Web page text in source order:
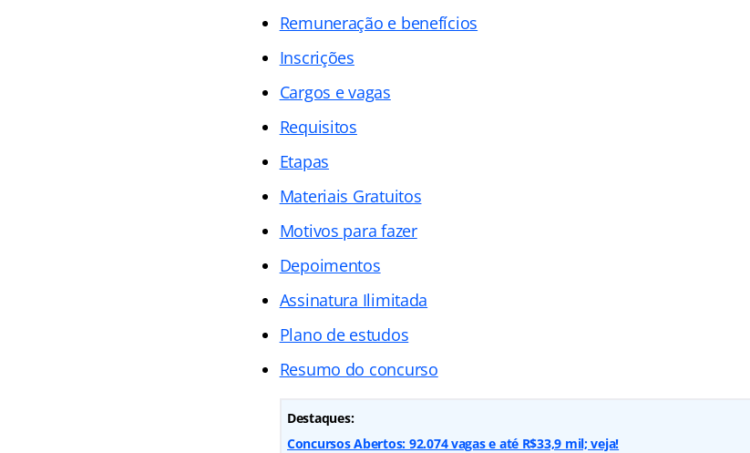
Remuneração e benefícios
Inscrições
Cargos e vagas
Requisitos
Etapas
Materiais Gratuitos
Motivos para fazer
Depoimentos
Assinatura Ilimitada
Plano de estudos
Resumo do concurso
Destaques:
Concursos Abertos: 92.074 vagas e até R$33,9 mil; veja!